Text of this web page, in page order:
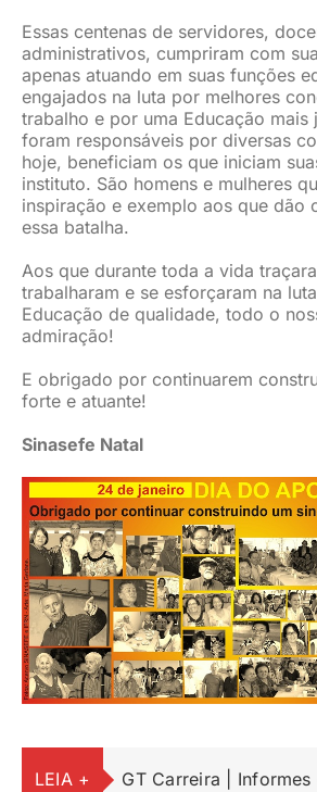
Essas centenas de servidores,
administrativos, cumpriram com
apenas atuando em suas funções
engajados na luta por melhores
trabalho e por uma Educação mais
foram responsáveis por diversas
hoje, beneficiam os que iniciam
instituto. São homens e mulheres
inspiração e exemplo aos que dão
essa batalha.
Aos que durante toda a vida
trabalharam e se esforçaram na
Educação de qualidade, todo o
admiração!
E obrigado por continuarem
forte e atuante!
Sinasefe Natal
LEIA + GT Carreira |